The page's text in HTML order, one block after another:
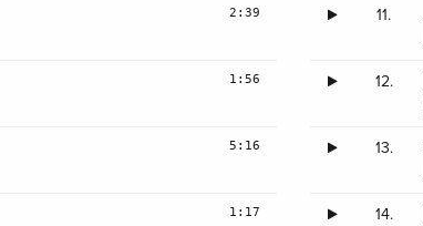
2:39
1:56
5:16
1:17
11.
12.
13.
14.